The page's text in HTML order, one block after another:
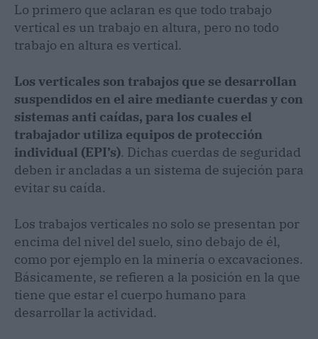
Lo primero que aclaran es que todo trabajo
vertical es un trabajo en altura, pero no todo
trabajo en altura es vertical.
Los verticales son trabajos que se desarrollan
suspendidos en el aire mediante cuerdas y con
sistemas anti caídas, para los cuales el
trabajador utiliza equipos de protección
individual (EPI’s). Dichas cuerdas de seguridad
deben ir ancladas a un sistema de sujeción para
evitar su caída.
Los trabajos verticales no solo se presentan por
encima del nivel del suelo, sino debajo de él,
como por ejemplo en la minería o excavaciones.
Básicamente, se refieren a la posición en la que
tiene que estar el cuerpo humano para
desarrollar la actividad.